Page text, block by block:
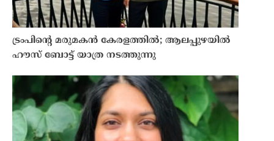
ട്രംപിന്റെ മരുമകന്‍ കേരളത്തിൽ; ആലപ്പുഴയിൽ
ഹൗസ് ബോട്ട് യാത്ര നടത്തുന്നു